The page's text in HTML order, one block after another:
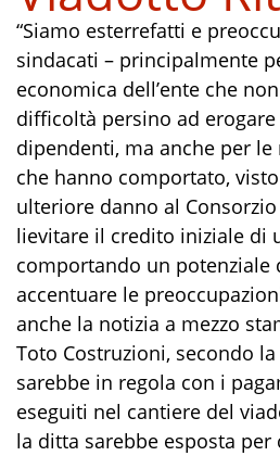
“Siamo esterrefatti e
sindacati – principalmente
economica dell’ente che
difficoltà persino ad
dipendenti, ma anche per
che hanno comportato,
ulteriore danno al
lievitare il credito iniziale di
comportando un potenziale
accentuare le
anche la notizia a mezzo
Toto Costruzioni, secondo
sarebbe in regola con i
eseguiti nel cantiere del
la ditta sarebbe esposta